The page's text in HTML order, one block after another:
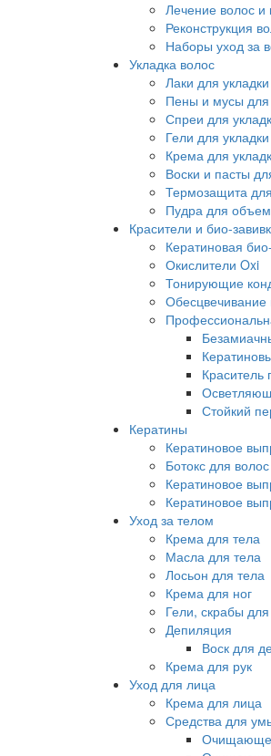
Лечение волос и
Реконструкция
Наборы уход за
Укладка волос
Лаки для
Пены и мусы для
Спреи для
Гели для
Крема для
Воски и пасты
Термозащита
Пудра для
Красители и био-
Кератиновая
Окислители Oxi
Тонирующие
Обесцвечивание
Краситель
Стойкий
Кератины
Кератиновое
Ботокс для волос
Кератиновое
Кератиновое
Уход за телом
Крема для тела
Масла для тела
Лосьон для тела
Крема для ног
Гели, скрабы
Депиляция
Воск для
Крема для рук
Уход для лица
Крема для лица
Средства для